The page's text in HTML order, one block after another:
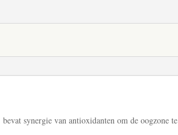
synergie van antioxidanten om de oogzone